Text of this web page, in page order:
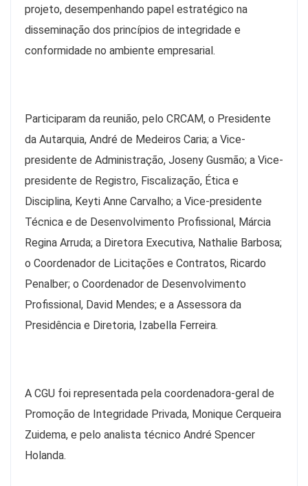
projeto, desempenhando papel estratégico na
disseminação dos princípios de integridade e
conformidade no ambiente empresarial.
Participaram da reunião, pelo CRCAM, o Presidente
da Autarquia, André de Medeiros Caria; a Vice-
presidente de Administração, Joseny Gusmão; a Vice-
presidente de Registro, Fiscalização, Ética e
Disciplina, Keyti Anne Carvalho; a Vice-presidente
Técnica e de Desenvolvimento Profissional, Márcia
Regina Arruda; a Diretora Executiva, Nathalie Barbosa;
o Coordenador de Licitações e Contratos, Ricardo
Penalber; o Coordenador de Desenvolvimento
Profissional, David Mendes; e a Assessora da
Presidência e Diretoria, Izabella Ferreira.
A CGU foi representada pela coordenadora-geral de
Promoção de Integridade Privada, Monique Cerqueira
Zuidema, e pelo analista técnico André Spencer
Holanda.